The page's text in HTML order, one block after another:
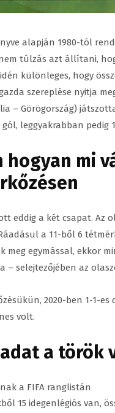
alapján 1980-tól
túlzás azt állítani,
különleges, hogy
szereplése nyitja
– Görögország)
leggyakrabban
hogyan mi
eddig a két csapat. Az
a 11-ből 6
meg egymással, ekkor
– selejtezőjében az
2020-ben 1-1-
volt.
a török
a FIFA ranglistán
15 idegenlégiós van,